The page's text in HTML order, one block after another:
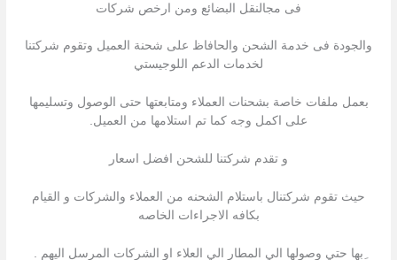
فى مجالنقل البضائع ومن ارخص شركات
والجودة فى خدمة الشحن والحافاظ على شحنة العميل وتقوم شركتنا
لخدمات الدعم اللوجيستي
بعمل ملفات خاصة بشحنات العملاء ومتابعتها حتى الوصول وتسليمها
على اكمل وجه كما تم استلامها من العميل.
و تقدم شركتنا للشحن افضل اسعار
حيث تقوم شركتنال باستلام الشحنه من العملاء والشركات و القيام
بكافه الاجراءات الخاصه
ِبها حتي وصولها الي المطار الي العلاء او الشركات المرسل اليهم .